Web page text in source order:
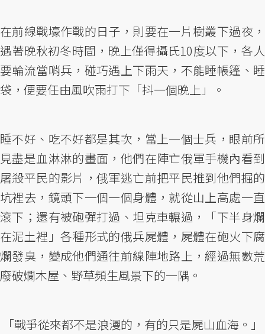
在前線戰壕作戰的日子，則要在一片樹叢下過夜，
遇著晚秋初冬時間，晚上僅得攝氏10度以下，各人
要輪流當哨兵，碰巧遇上下雨天，不能睡帳篷、睡
袋，便要任由風吹雨打下「抖一個晚上」。
睡不好、吃不好都是其次，當上一個士兵，眼前所
見盡是血淋淋的畫面，他們在陣亡俄軍手機內看到
屠殺平民的影片，俄軍逃亡前把平民推到他們掘的
坑裡去，鏡頭下一個一個身體，就從山上高處一直
滾下；還有被砲彈打過、坦克車輾過，「下半身爛
在泥土裡」各種形式的俄兵屍體，屍體在砲火下腐
爛發臭，變成他們通往前線陣地路上，經過無數荒
廢破爛木屋、野草頻生風景下的一隅。
「戰爭從來都不是浪漫的，有的只是屍山血海。」